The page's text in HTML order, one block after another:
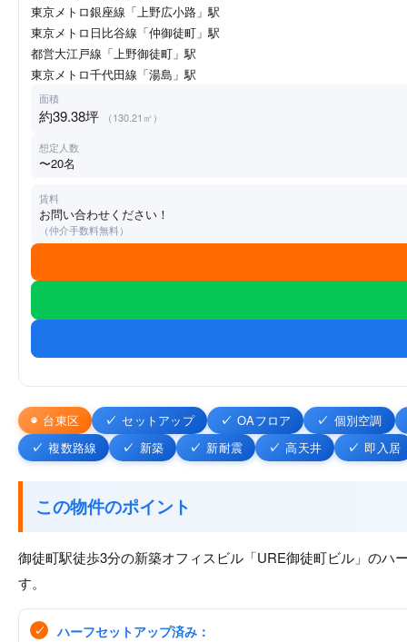
東京メトロ銀座線「上野広小路」駅
東京メトロ日比谷線「仲御徒町」駅
都営大江戸線「上野御徒町」駅
東京メトロ千代田線「湯島」駅
面積
約39.38坪 （130.21㎡）
想定人数
〜20名
賃料
お問い合わせください！
（仲介手数料無料）
台東区 セットアップ OAフロア
個別空調
複数路線
新築 新耐震 高天井 即入居
この物件のポイント
御徒町駅徒歩3分の新築オフィスビル「URE御徒町ビル」の
す。
ハーフセットアップ済み：